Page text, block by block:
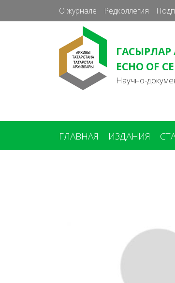
О журнале Редколлегия
ГАСЫРЛАР
ECHO OF
Научно-
ГЛАВНАЯ ИЗДАНИЯ